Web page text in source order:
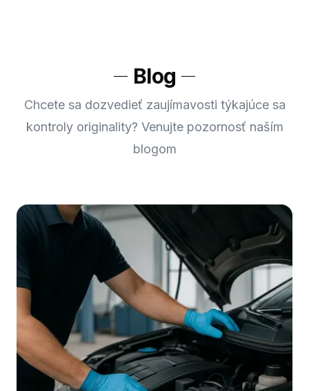
Blog
Chcete sa dozvedieť zaujímavosti týkajúce sa
kontroly originality? Venujte pozornosť naším
blogom